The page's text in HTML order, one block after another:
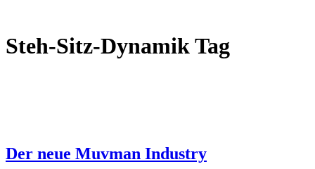
Steh-Sitz-Dynamik Tag
Der neue Muvman Industry